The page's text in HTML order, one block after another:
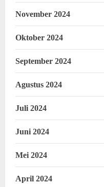
November 2024
Oktober 2024
September 2024
Agustus 2024
Juli 2024
Juni 2024
Mei 2024
April 2024